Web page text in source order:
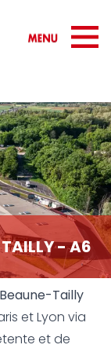
TAILLY - A6
Tailly
et Lyon via
et de